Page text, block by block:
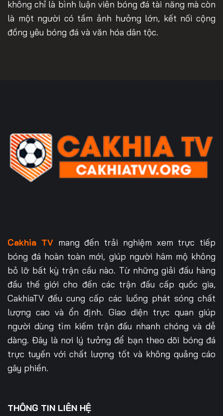
không chỉ là bình luận viên bóng đá tài năng mà còn
là một người có tầm ảnh hưởng lớn, kết nối cộng
đồng yêu bóng đá và văn hóa dân tộc.
Cakhia TVmang đến trải nghiệm xem trực tiếp
bóng đá hoàn toàn mới, giúp người hâm mộ không
bỏ lỡ bất kỳ trận cầu nào. Từ những giải đấu hàng
đầu thế giới cho đến các trận đấu cấp quốc gia,
CakhiaTV đều cung cấp các luồng phát sóng chất
lượng cao và ổn định. Giao diện trực quan giúp
người dùng tìm kiếm trận đấu nhanh chóng và dễ
dàng. Đây là nơi lý tưởng để bạn theo dõi bóng đá
trực tuyến với chất lượng tốt và không quảng cáo
gây phiền.
THÔNG TIN LIÊN HỆ